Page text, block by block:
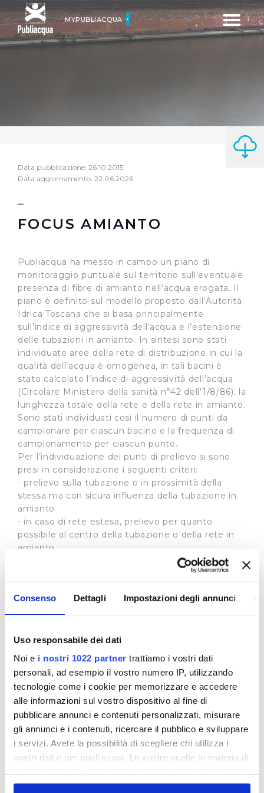
Consenso Dettagli Impostazioni degli annunci
Uso responsabile dei dati
Noi e i nostri 1022 partner trattiamo i vostri dati
personali, ad esempio il vostro numero IP, utilizzando
tecnologie come i cookie per memorizzare e accedere
alle informazioni sul vostro dispositivo al fine di
pubblicare annunci e contenuti personalizzati, misurare
gli annunci e i contenuti, ricercare il pubblico e sviluppare
i servizi. Avete la possibilità di scegliere chi utilizza i
vostri dati e per quali scopi. Le vostre scelte in materia di
in cui avete effettuato le vostre scelte. È possibile
Toggle
MYPUBLIACQUA
Data pubblicazione: 26.10.2015
Data aggiornamento: 22.06.2026
FOCUS AMIANTO
Publiacqua ha messo in campo un piano di
monitoraggio puntuale sul territorio sull’eventuale
presenza di fibre di amianto nell’acqua erogata. Il
piano è definito sul modello proposto dall’Autorità
Idrica Toscana che si basa principalmente
sull’indice di aggressività dell’acqua e l’estensione
delle tubazioni in amianto. In sintesi sono stati
individuate aree della rete di distribuzione in cui la
qualità dell’acqua è omogenea, in tali bacini è
stato calcolato l’indice di aggressività dell’acqua
(Circolare Ministero della sanità n°42 dell’1/8/86), la
lunghezza totale della rete e della rete in amianto.
Sono stati individuati così il numero di punti da
campionare per ciascun bacino e la frequenza di
campionamento per ciascun punto.
Per l’individuazione dei punti di prelievo si sono
presi in considerazione i seguenti criteri:
- prelievo sulla tubazione o in prossimità della
stessa ma con sicura influenza della tubazione in
amianto
- in caso di rete estesa, prelievo per quanto
possibile al centro della tubazione o della rete in
amianto
- nel caso di adduttrici in cemento amianto:
dell’adduttrice.
con quelli utilizzati per il controllo di routine di
stati individuati nuovi punti. In casi rilevanti sono
stati proposti anche punti aggiuntivi rispetto al
numero che scaturisce dal modello (5 punti) .
Per maggiori informazioni vedi la specifica sezione
Autorità Idrica Toscana clicca qui
In questa sezione puoi trovare:
1) i luoghi di campionamento
2) le risultanze del campionamento
3) il volume dello IACR in cui si parla degli studi